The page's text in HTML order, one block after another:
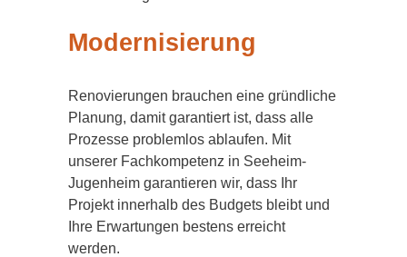
Modernisierung
Renovierungen brauchen eine gründliche
Planung, damit garantiert ist, dass alle
Prozesse problemlos ablaufen. Mit
unserer Fachkompetenz in Seeheim-
Jugenheim garantieren wir, dass Ihr
Projekt innerhalb des Budgets bleibt und
Ihre Erwartungen bestens erreicht
werden.